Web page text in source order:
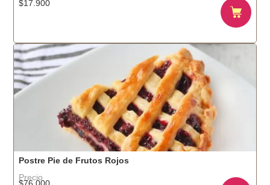
$17.900
Postre Pie de Frutos Rojos
Precio